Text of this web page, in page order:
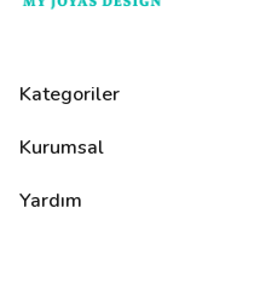
Kategoriler
Kurumsal
Yardım